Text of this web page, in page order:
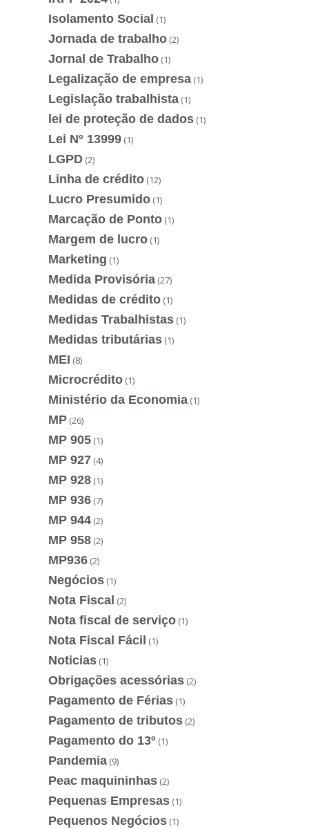
Isolamento Social (1)
Jornada de trabalho (2)
Jornal de Trabalho (1)
Legalização de empresa (1)
Legislação trabalhista (1)
lei de proteção de dados (1)
Lei Nº 13999 (1)
LGPD (2)
Linha de crédito (12)
Lucro Presumido (1)
Marcação de Ponto (1)
Margem de lucro (1)
Marketing (1)
Medida Provisória (27)
Medidas de crédito (1)
Medidas Trabalhistas (1)
Medidas tributárias (1)
MEI (8)
Microcrédito (1)
Ministério da Economia (1)
MP (26)
MP 905 (1)
MP 927 (4)
MP 928 (1)
MP 936 (7)
MP 944 (2)
MP 958 (2)
MP936 (2)
Negócios (1)
Nota Fiscal (2)
Nota fiscal de serviço (1)
Nota Fiscal Fácil (1)
Noticias (1)
Obrigações acessórias (2)
Pagamento de Férias (1)
Pagamento de tributos (2)
Pagamento do 13º (1)
Pandemia (9)
Peac maquininhas (2)
Pequenas Empresas (1)
Pequenos Negócios (1)